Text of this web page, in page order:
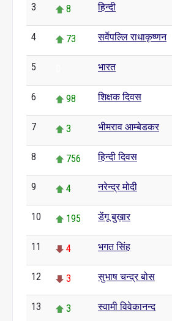
3 8 हिन्दी
4 73 सर्वेपल्लि राधाकृष्णन
5 भारत
6 98 शिक्षक दिवस
7 3 भीमराव आम्बेडकर
8 756 हिन्दी दिवस
9 4 नरेन्द्र मोदी
10 195 डेंगू बुख़ार
11 4 भगत सिंह
12 3 सुभाष चन्द्र बोस
13 3 स्वामी विवेकानन्द